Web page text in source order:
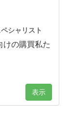
シャリスト
の購買私た
表示